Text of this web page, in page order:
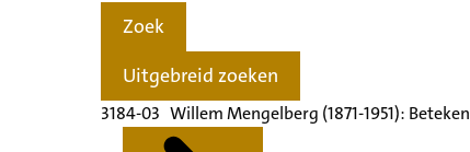
Zoek
Uitgebreid zoeken
3184-03 Willem Mengelberg (1871-1951):